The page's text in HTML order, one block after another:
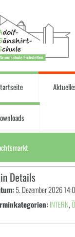
Details
5. Dezember 2026
INTERN,